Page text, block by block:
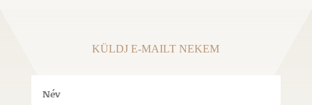
KÜLDJ E-MAILT NEKEM